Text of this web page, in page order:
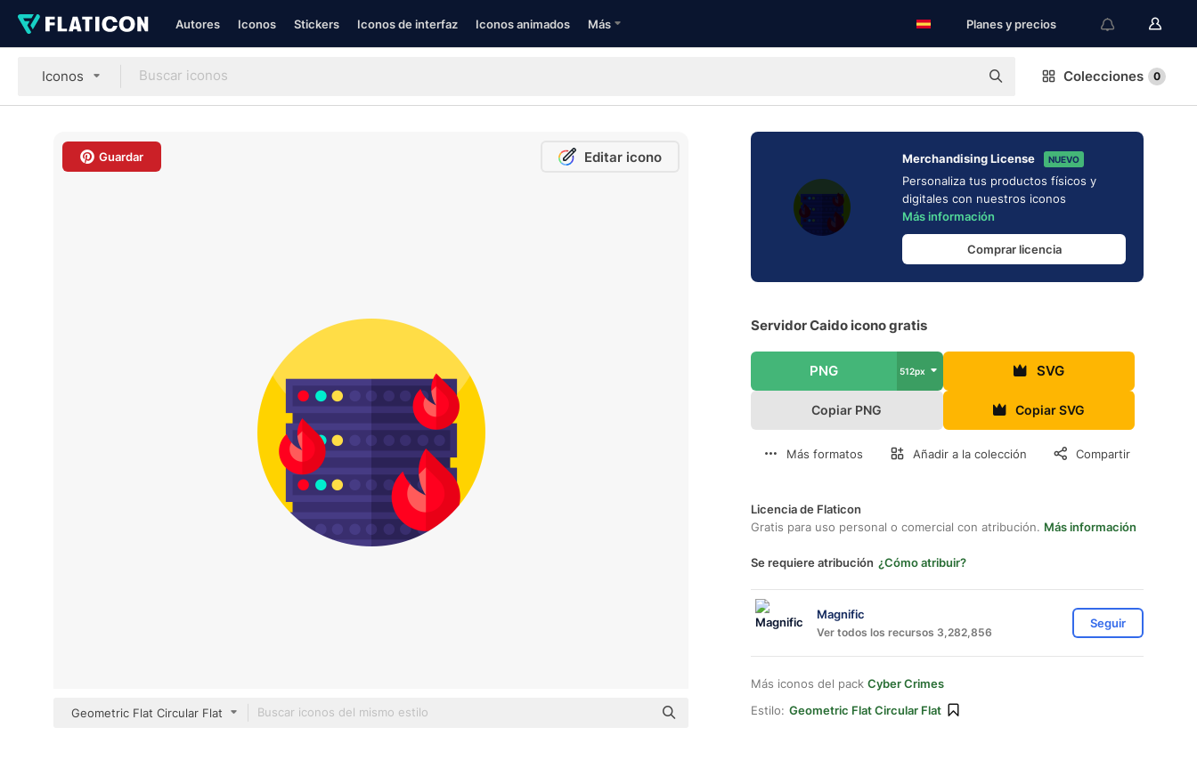
Autores Iconos Stickers Iconos de interfaz Iconos animados Más Planes y precios
Iconos Colecciones 0
Guardar Editar icono
Geometric Flat Circular Flat
Merchandising License NUEVO
Personaliza tus productos físicos y
digitales con nuestros iconos
Más información
Comprar licencia
Servidor Caido icono gratis
PNG 512px SVG
Copiar PNG Copiar SVG
Más formatos Añadir a la colección Compartir
Licencia de Flaticon
Gratis para uso personal o comercial con atribución. Más información
Se requiere atribución ¿Cómo atribuir?
Magnific
Ver todos los recursos 3,282,856
Seguir
Más iconos del pack Cyber Crimes
Estilo: Geometric Flat Circular Flat